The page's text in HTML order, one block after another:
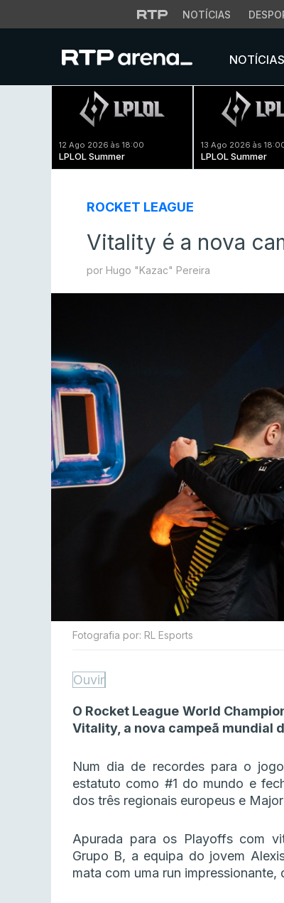
NOTÍCIAS
NOTÍCIAS
12 Ago 2026 às 18:00
LPLOL Summer
13 Ago 2026 às
LPLOL Summer
ROCKET LEAGUE
Vitality é a nova
por Hugo "Kazac" Pereira
Fotografia por: RL Esports
Ouvir
O Rocket League World
Vitality, a nova campeã mundial
Num dia de recordes para o
estatuto como #1 do mundo e
dos três regionais europeus e
Apurada para os Playoffs com
Grupo B, a equipa do jovem
mata com uma run